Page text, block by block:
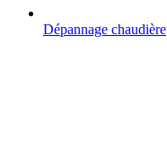
Dépannage chaudière